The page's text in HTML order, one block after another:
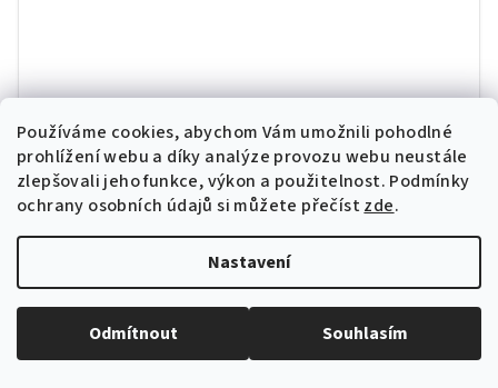
Používáme cookies, abychom Vám umožnili pohodlné
prohlížení webu a díky analýze provozu webu neustále
zlepšovali jeho funkce, výkon a použitelnost. Podmínky
ochrany osobních údajů si můžete přečíst zde.
Nastavení
Odmítnout Souhlasím
Dell Optiplex 3060 SFF | i5-8400 | 16GB | 500GB
SSD | Win 11
Core i5-8400 (9M Cache, up to 4.0 GHz), 6 Core, 16GB DDR4,
500GB SSD NVMe, Intel® UHD Graphics 630, Win 11 Pro